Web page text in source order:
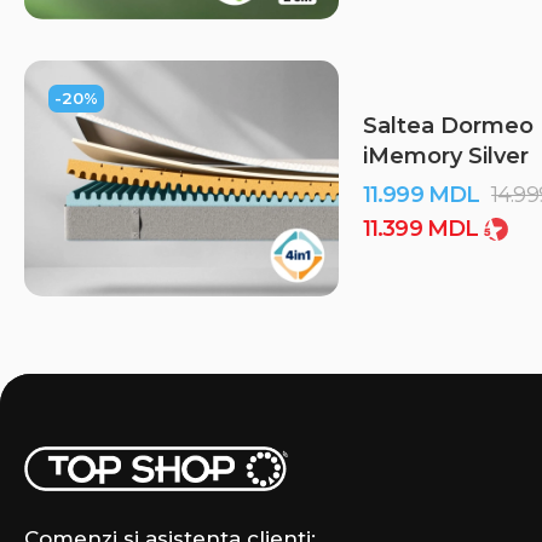
Varietate de dimensiuni
Tehnologii moderne
Livrare în toată Moldova
-20%
Saltea Dormeo
iMemory Silver
11.999 MDL
11.399 MDL